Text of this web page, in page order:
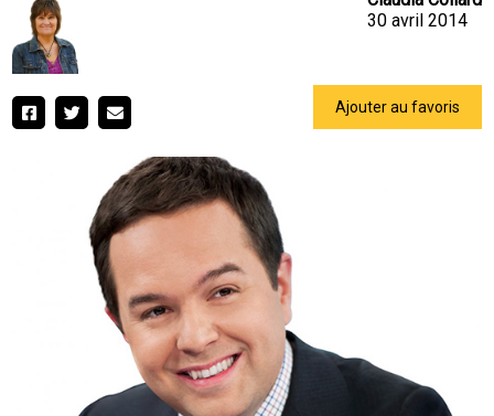
30 avril 2014
Ajouter au favoris